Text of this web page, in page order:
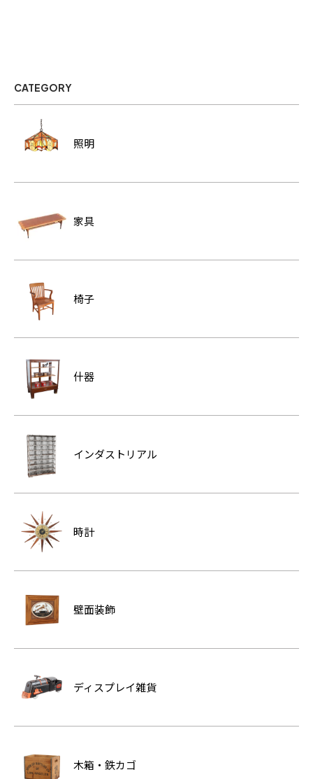
CATEGORY
照明
家具
椅子
什器
インダストリアル
時計
壁面装飾
ディスプレイ雑貨
木箱・鉄カゴ